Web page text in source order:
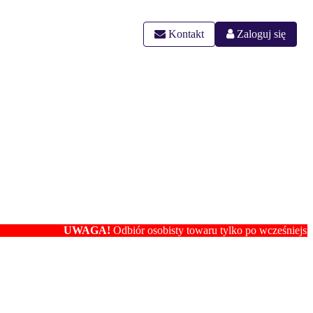
Kontakt Zaloguj się
UWAGA!Odbiór osobisty towaru tylko po wcześniejszym